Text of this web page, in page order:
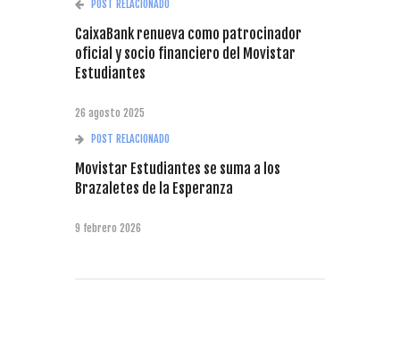
POST RELACIONADO
CaixaBank renueva como patrocinador
oficial y socio financiero del Movistar
Estudiantes
26 agosto 2025
POST RELACIONADO
Movistar Estudiantes se suma a los
Brazaletes de la Esperanza
9 febrero 2026